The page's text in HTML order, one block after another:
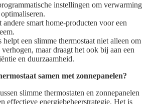
instellingen om verwarming
andere smart home-producten voor een
helpt een slimme thermostaat niet alleen om
maar draagt het ook bij aan een
en duurzaamheid.
samen met zonnepanelen?
slimme thermostaten en zonnepanelen
effectieve energiebeheerstrategie. Het is